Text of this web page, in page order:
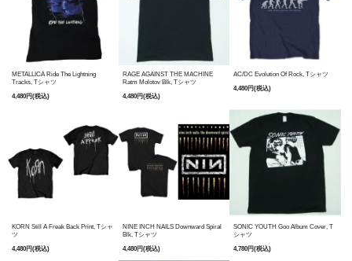
METALLICA Ride The Lightning
Tracks, Tシャツ
4,480円(税込)
RAGE AGAINST THE MACHINE
Ratm Molotov Blk, Tシャツ
4,480円(税込)
AC/DC Evolution Of Rock, Tシャツ
4,480円(税込)
KORN Still A Freak Back Print, Tシャ
ツ
4,480円(税込)
NINE INCH NAILS Downward Spiral
Blk, Tシャツ
4,480円(税込)
SONIC YOUTH Goo Album Cover, T
シャツ
4,780円(税込)